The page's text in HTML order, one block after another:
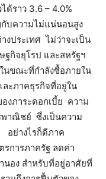
ด้ราว 3.6 – 4.0%
กับความไม่แน่นอนสูง
งประเทศ ไม่ว่าจะเป็น
ฐกิจยุโรป และสหรัฐฯ
นขณะที่กำลังซื้อภายใน
ะภาคธุรกิจที่อยู่ใน
งภาระดอกเบี้ย ความ
พาณิชย์ ซึ่งเป็นความ
อย่างไรก็ดีภาค
การภาครัฐ ลดค่า
นอง สำหรับที่อยู่อาศัยที่